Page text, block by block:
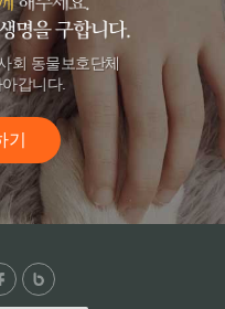
회 동물보호단체
갑니다.
기